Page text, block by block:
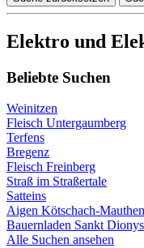
Elektro und
Beliebte Suchen
Weinitzen
Fleisch Untergaumberg
Terfens
Bregenz
Fleisch Freinberg
Straß im Straßertale
Satteins
Aigen Kötschach-Mauthen
Bauernladen Sankt
Alle Suchen ansehen